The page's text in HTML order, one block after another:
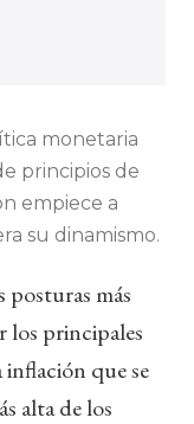
monetaria
principios de
empiece a
su dinamismo.
posturas más
los principales
que se
alta de los